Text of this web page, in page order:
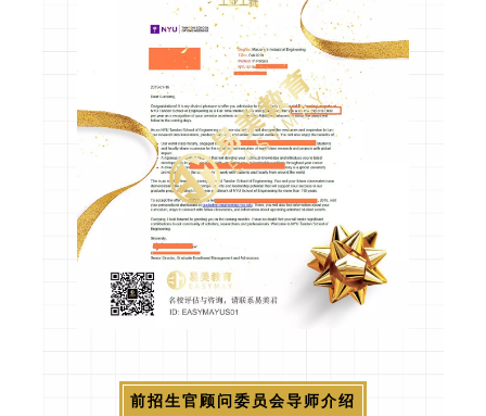
前招生官顾问委员会导师介绍